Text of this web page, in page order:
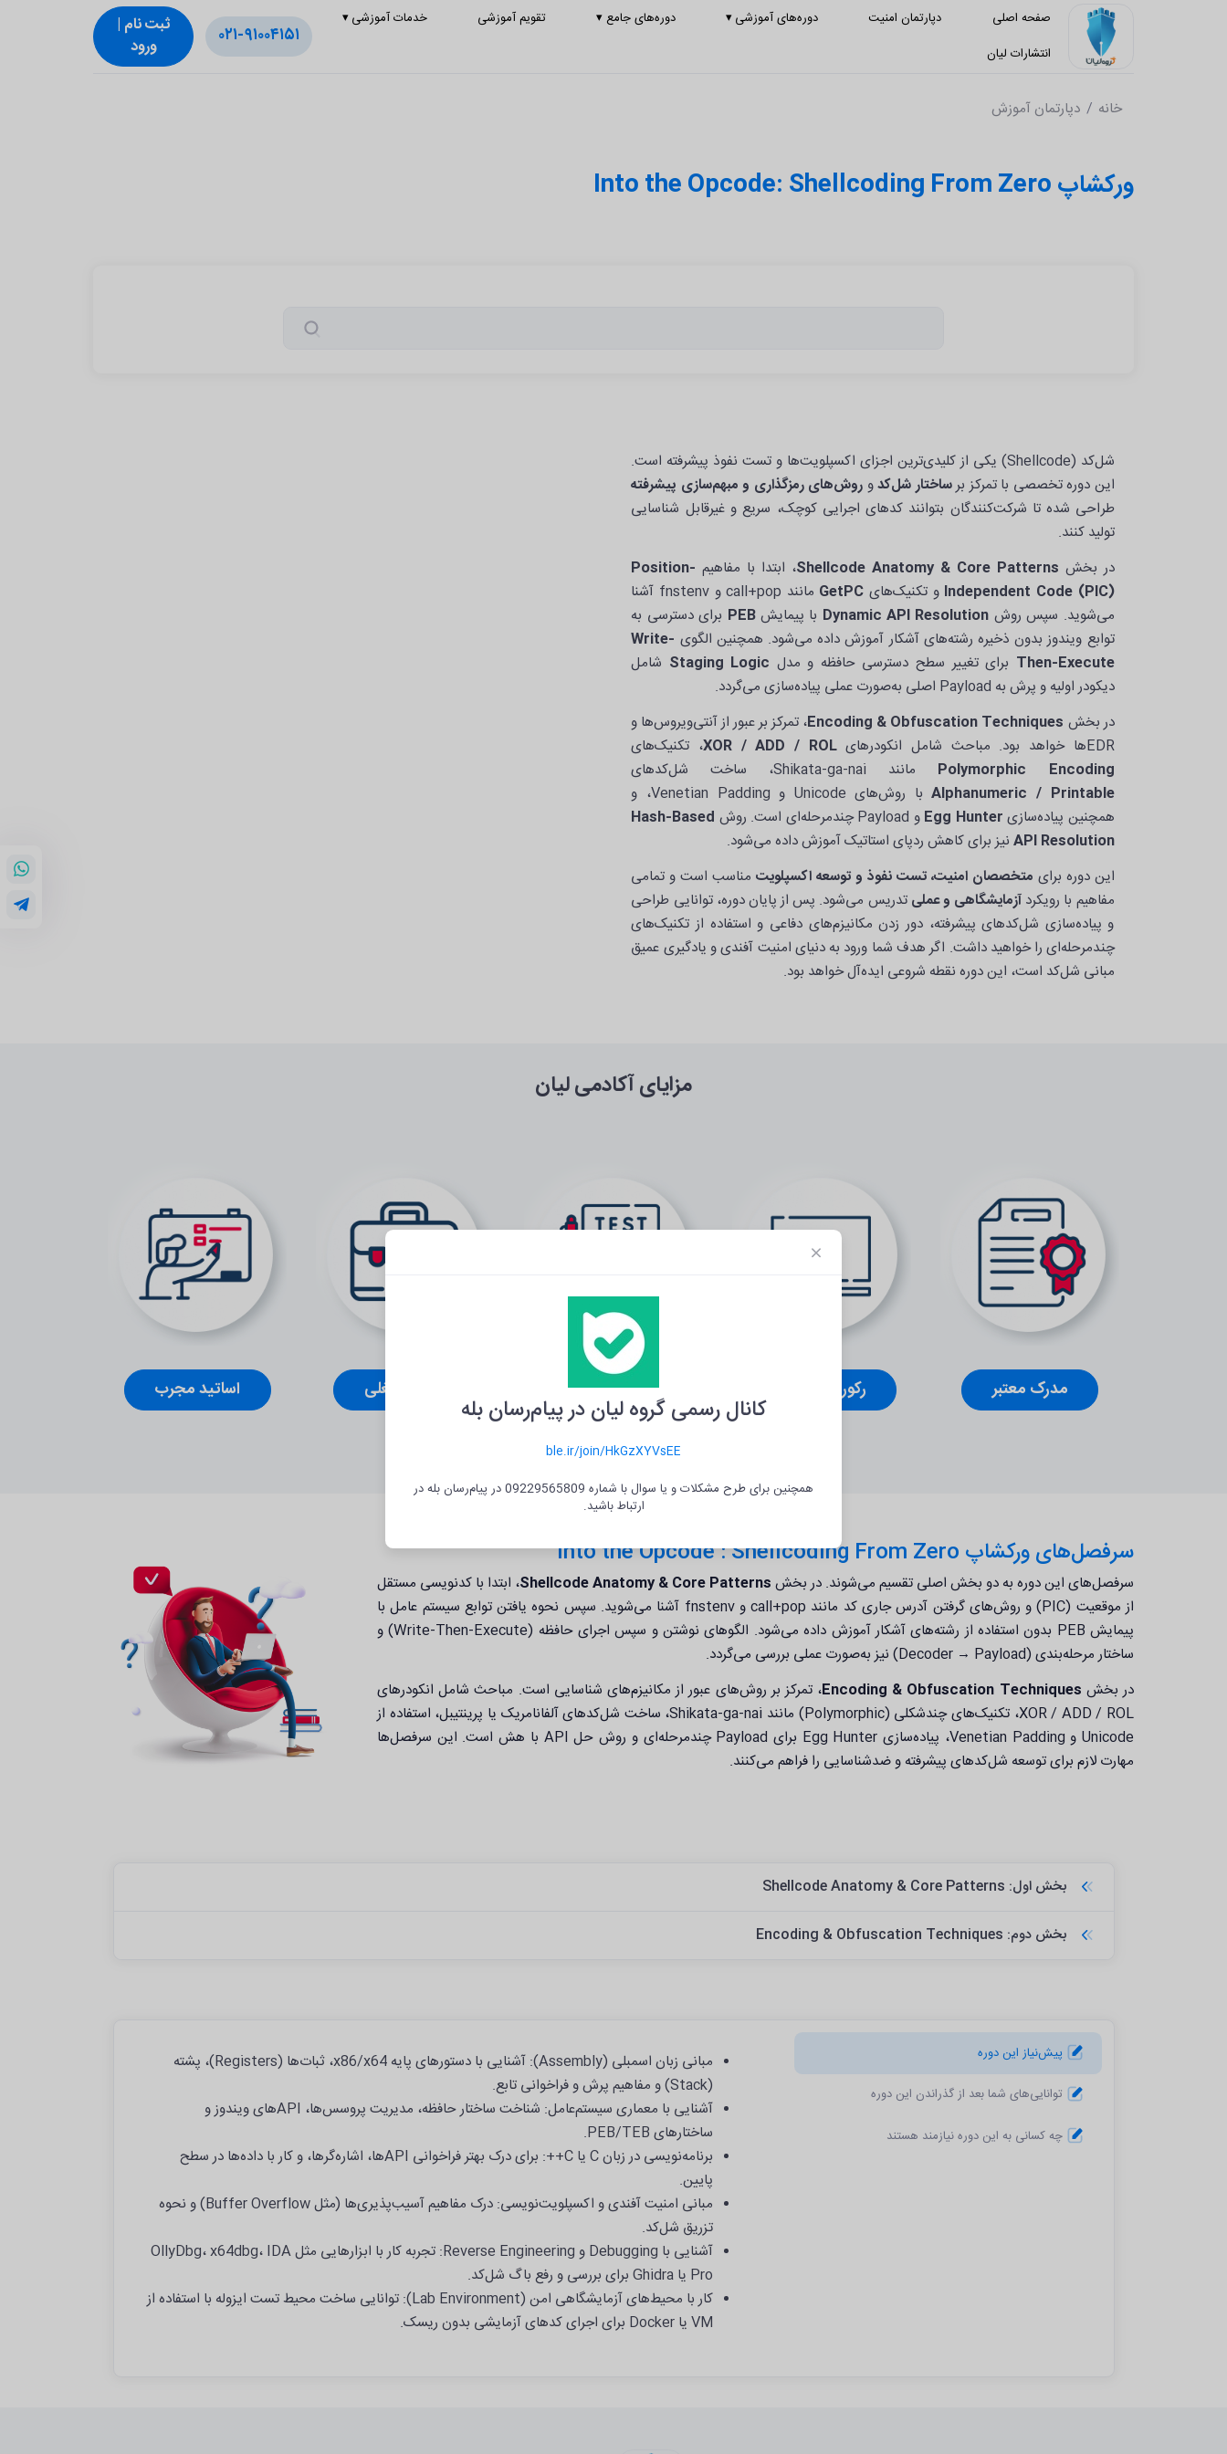
صفحه اصلی دپارتمان امنیت دوره‌های آموزشی▾ دوره‌های جامع ▾ تقویم آموزشی خدمات آموزشی▾
انتشارات لیان
۰۲۱-۹۱۰۰۴۱۵۱
ثبت‌ نام |
ورود
خانه دپارتمان آموزش
ورکشاپ Into the Opcode: Shellcoding From Zero
شل‌کد (Shellcode) یکی از کلیدی‌ترین اجزای اکسپلویت‌ها و تست نفوذ پیشرفته است.
این دوره تخصصی با تمرکز برساختار شل‌کدو روش‌های رمزگذاری و مبهم‌سازی پیشرفته
طراحی شده تا شرکت‌کنندگان بتوانند کدهای اجرایی کوچک، سریع و غیرقابل شناسایی
تولید کنند.
در بخش Shellcode Anatomy & Core Patterns، ابتدا با مفاهیم Position-
Independent Code (PIC) و تکنیک‌های GetPC
مانند call+pop و fnstenv آشنا
می‌شوید. سپس روش Dynamic API Resolution با پیمایشPEB برای دسترسی به
توابع ویندوز بدون ذخیره رشته‌های آشکار آموزش داده می‌شود. همچنین الگوی Write-
Then-Execute برای تغییر سطح دسترسی حافظه و مدل Staging Logic شامل
دیکودر اولیه و پرش به Payload اصلی به‌صورت عملی پیاده‌سازی می‌گردد.
در بخش Encoding & Obfuscation Techniques، تمرکز بر عبور از آنتی‌ویروس‌ها و
EDRها خواهد بود. مباحث شامل انکودرهای
XOR / ADD / ROL، تکنیک‌های
Polymorphic Encoding مانند Shikata-ga-nai، ساخت شل‌کدهای
Alphanumeric / Printable
با روش‌های Unicode و Venetian Padding، و
همچنین پیاده‌سازی Egg Hunter و Payload چندمرحله‌ای است. روش
Hash-Based
API Resolution نیز برای کاهش ردپای استاتیک آموزش داده می‌شود.
این دوره برای متخصصان امنیت، تست نفوذ و توسعه اکسپلویتمناسب است و تمامی
مفاهیم با رویکرد آزمایشگاهی و عملی تدریس می‌شود. پس از پایان دوره، توانایی طراحی
و پیاده‌سازی شل‌کدهای پیشرفته، دور زدن مکانیزم‌های دفاعی و استفاده از تکنیک‌های
چندمرحله‌ای را خواهید داشت. اگر هدف شما ورود به دنیای امنیت آفندی و یادگیری عمیق
مبانی شل‌کد است، این دوره نقطه شروعی ایده‌آل خواهد بود.
مزایای آکادمی لیان
مدرک معتبر رکورد کلاس‌ها آزمون‌ بین‌المللی فرصت‌ شغلی اساتید مجرب
سرفصل‌های ورکشاپ Into the Opcode : Shellcoding From Zero
سرفصل‌های این دوره به دو بخش اصلی تقسیم می‌شوند. در بخش Shellcode Anatomy & Core Patterns، ابتدا با کدنویسی مستقل
از موقعیت (PIC) و روش‌های گرفتن آدرس جاری کد مانند call+pop و fnstenv آشنا می‌شوید. سپس نحوه یافتن توابع سیستم عامل با
پیمایش PEB بدون استفاده از رشته‌های آشکار آموزش داده می‌شود. الگوهای نوشتن و سپس اجرای حافظه (Write-Then-Execute) و
ساختار مرحله‌بندی (Decoder → Payload) نیز به‌صورت عملی بررسی می‌گردد.
در بخش Encoding & Obfuscation Techniques، تمرکز بر روش‌های عبور از مکانیزم‌های شناسایی است. مباحث شامل انکودرهای
XOR / ADD / ROL، تکنیک‌های چندشکلی (Polymorphic) مانند Shikata-ga-nai، ساخت شل‌کدهای آلفانامریک یا پرینتیبل، استفاده از
Unicode و Venetian Padding، پیاده‌سازی Egg Hunter برای Payload چندمرحله‌ای و روش حل API با هش است. این سرفصل‌ها
مهارت لازم برای توسعه شل‌کدهای پیشرفته و ضدشناسایی را فراهم می‌کنند.
بخش اول: Shellcode Anatomy & Core Patterns
بخش دوم: Encoding & Obfuscation Techniques
پیش‌نیاز این دوره
توانایی‌های شما بعد از گذراندن این دوره
چه کسانی به این دوره نیازمند هستند
مبانی زبان اسمبلی (Assembly): آشنایی با دستورهای پایه x86/x64، ثبات‌ها (Registers)، پشته
(Stack) و مفاهیم پرش و فراخوانی تابع.
آشنایی با معماری سیستم‌عامل: شناخت ساختار حافظه، مدیریت پروسس‌ها، APIهای ویندوز و
ساختارهای PEB/TEB.
برنامه‌نویسی در زبان C یا C++: برای درک بهتر فراخوانی APIها، اشاره‌گرها، و کار با داده‌ها در سطح
پایین.
مبانی امنیت آفندی و اکسپلویت‌نویسی: درک مفاهیم آسیب‌پذیری‌ها (مثل Buffer Overflow) و نحوه
تزریق شل‌کد.
آشنایی با Debugging و Reverse Engineering: تجربه کار با ابزارهایی مثل OllyDbg، x64dbg، IDA
Pro یا Ghidra برای بررسی و رفع باگ شل‌کد.
کار با محیط‌های آزمایشگاهی امن (Lab Environment): توانایی ساخت محیط تست ایزوله با استفاده از
VM یا Docker برای اجرای کدهای آزمایشی بدون ریسک.
کانال رسمی گروه لیان در پیام‌رسان بله
ble.ir/join/HkGzXYVsEE
همچنین برای طرح مشکلات و یا سوال با شماره 09229565809 در پیام‌رسان بله در
ارتباط باشید.